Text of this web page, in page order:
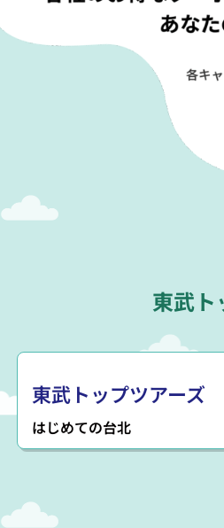
東武ト
東武トップツアーズ
はじめての台北